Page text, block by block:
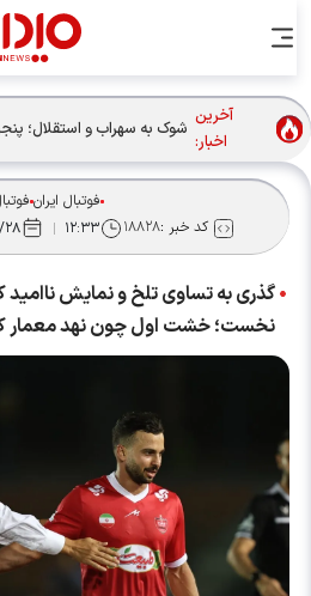
آخرین
اخبار:
شوک به سهراب و استقلال؛
فوتبال ایرانفوتبال
کد خبر :۱۸۸۲۸ ۱۲:۳۳
گذری به تساوی تلخ و نمایش ناامید
نخست؛ خشت اول چون نهد معمار